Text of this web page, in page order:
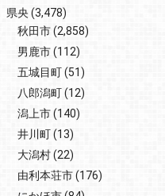
県央 (3,478)
秋田市(2,858)
男鹿市(112)
五城目町(51)
八郎潟町(12)
潟上市(140)
井川町(13)
大潟村(22)
由利本荘市(176)